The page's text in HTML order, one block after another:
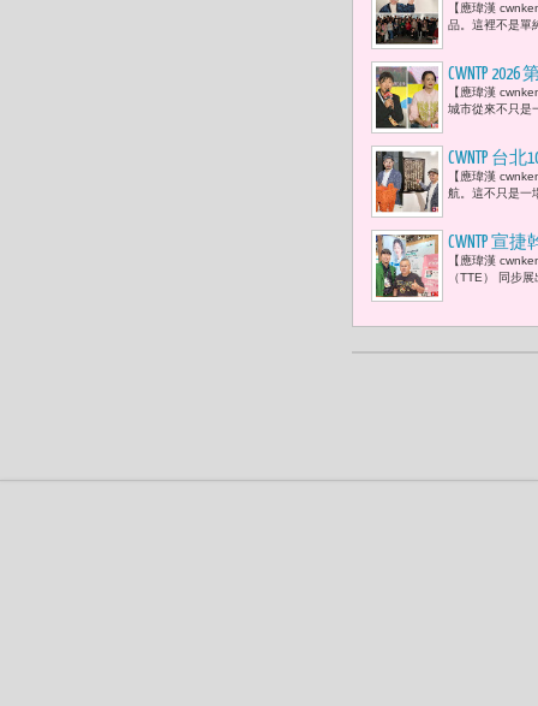
感》
【應瑋漢
品。這裡不是單
CWNTP
們該如何
【應瑋漢
城市從來不只是
CWNTP 台
術數位18
【應瑋漢
航。這不只是一
CWNTP 宣
入「健康
【應瑋漢
（TTE） 同步